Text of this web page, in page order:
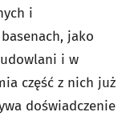
i
jako
i w
część z nich już
doświadczenie